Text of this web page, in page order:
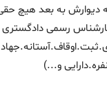
دیوارش به بعد هیچ
رسمی دادگستری
و...)